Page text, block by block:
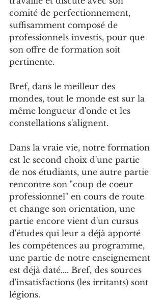
comité de perfectionnement,
suffisamment composé de
professionnels investis, pour que
son offre de formation soit
pertinente.
Bref, dans le meilleur des
mondes, tout le monde est sur la
même longueur d'onde et les
constellations s'alignent.
Dans la vraie vie, notre formation
est le second choix d'une partie
de nos étudiants, une autre partie
rencontre son "coup de coeur
professionnel" en cours de route
et change son orientation, une
partie encore vient d'un cursus
d'études qui leur a déjà apporté
les compétences au programme,
une partie de notre enseignement
est déjà daté.... Bref, des sources
d'insatisfactions (les irritants) sont
légions.